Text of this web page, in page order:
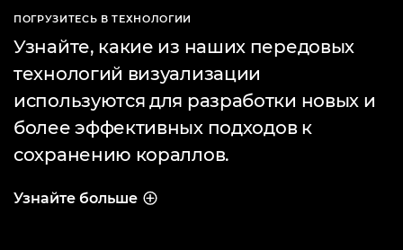
ПОГРУЗИТЕСЬ В ТЕХНОЛОГИИ
Узнайте, какие из наших передовых
технологий визуализации
используются для разработки новых и
более эффективных подходов к
сохранению кораллов.
ПОГРУЗИТЕСЬ В ТЕХНОЛОГИИ
Узнайте больше